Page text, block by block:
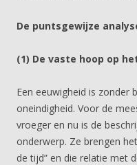
De puntsgewijze
(1) De vaste hoop op
Een eeuwigheid is zonder
oneindigheid. Voor de
vroeger en nu is de
onderwerp. Ze brengen
de tijd” en die relatie met